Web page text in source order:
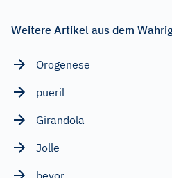
Weitere Artikel aus dem
Orogenese
pueril
Girandola
Jolle
bevor